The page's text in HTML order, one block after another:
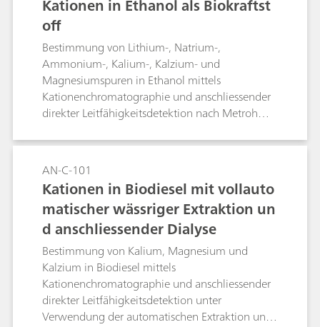
Kationen in Ethanol als Biokraftst
off
Bestimmung von Lithium-, Natrium-,
Ammonium-, Kalium-, Kalzium- und
Magnesiumspuren in Ethanol mittels
Kationenchromatographie und anschliessender
direkter Leitfähigkeitsdetektion nach Metrohm
AN-C-101
Kationen in Biodiesel mit vollauto
matischer wässriger Extraktion un
d anschliessender Dialyse
Bestimmung von Kalium, Magnesium und
Kalzium in Biodiesel mittels
Kationenchromatographie und anschliessender
direkter Leitfähigkeitsdetektion unter
Verwendung der automatischen Extraktion und